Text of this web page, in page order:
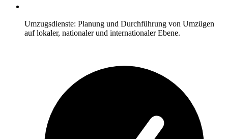
Umzugsdienste: Planung und Durchführung von Umzügen
auf lokaler, nationaler und internationaler Ebene.